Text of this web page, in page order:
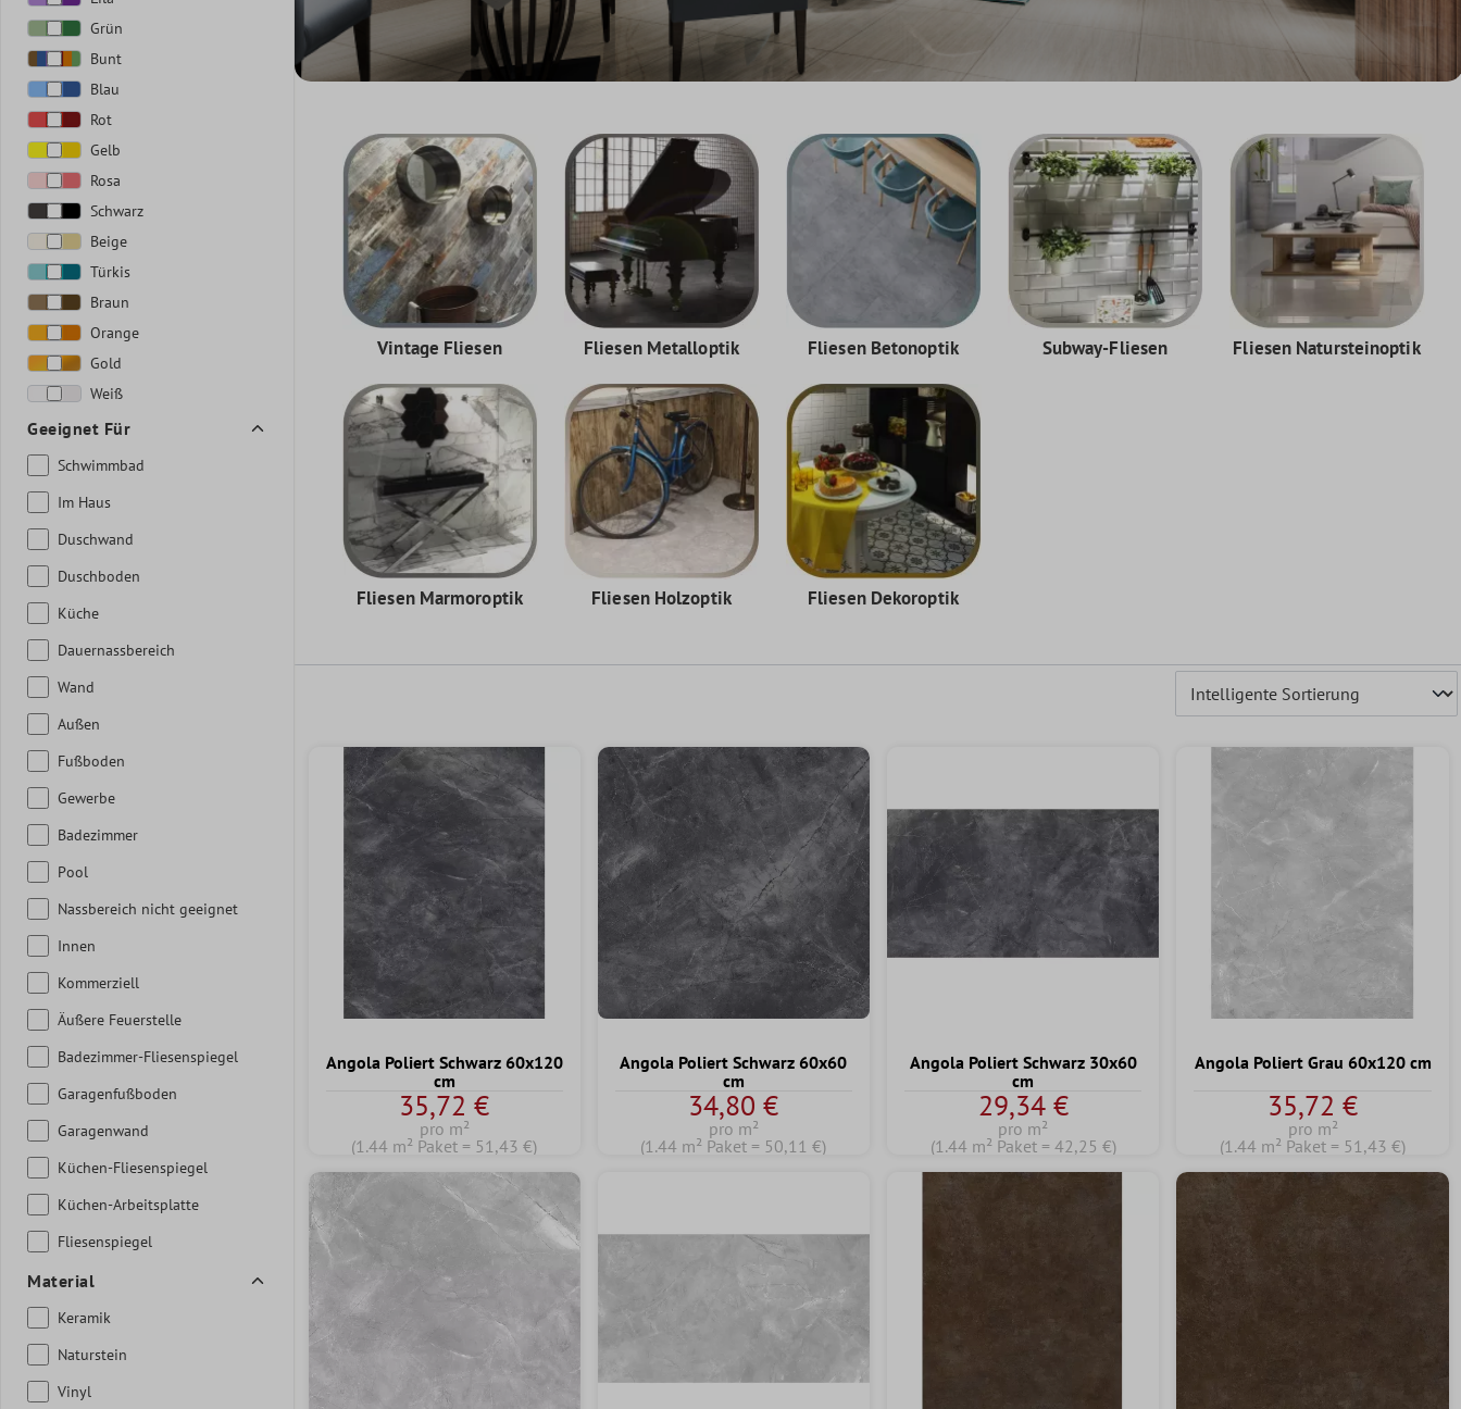
Grün
Bunt
Blau
Rot
Gelb
Rosa
Schwarz
Beige
Türkis
Braun
Orange
Gold
Weiß
Geeignet Für
Schwimmbad
Im Haus
Duschwand
Duschboden
Küche
Dauernassbereich
Wand
Außen
Fußboden
Gewerbe
Badezimmer
Pool
Nassbereich nicht geeignet
Innen
Kommerziell
Äußere Feuerstelle
Badezimmer-Fliesenspiegel
Garagenfußboden
Garagenwand
Küchen-Fliesenspiegel
Küchen-Arbeitsplatte
Fliesenspiegel
Material
Keramik
Naturstein
Vinyl
Vintage Fliesen Fliesen Metalloptik Fliesen Betonoptik Subway-Fliesen Fliesen Natursteinoptik
Fliesen Marmoroptik Fliesen Holzoptik Fliesen Dekoroptik
Angola Poliert Schwarz 60x120
cm
35,72 €
pro m²
(1.44 m² Paket = 51,43 €)
Angola Poliert Schwarz 60x60
cm
34,80 €
pro m²
(1.44 m² Paket = 50,11 €)
Angola Poliert Schwarz 30x60
cm
29,34 €
pro m²
(1.44 m² Paket = 42,25 €)
Angola Poliert Grau 60x120 cm
35,72 €
pro m²
(1.44 m² Paket = 51,43 €)